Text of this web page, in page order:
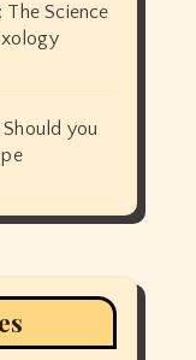
Science
you